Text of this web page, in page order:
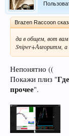
Brazen Raccoon
да в общем, вот вам
Sniper+Алгоритм, а
Непонятно ((
Покажи плиз "
прочее".